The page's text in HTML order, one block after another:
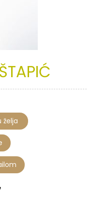
ŠTAPIĆ